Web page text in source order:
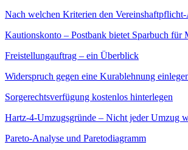
Nach welchen Kriterien den
Kautionskonto – Postbank bietet Sparbuch für
Freistellungauftrag – ein Überblick
Widerspruch gegen eine Kurablehnung
Sorgerechtsverfügung kostenlos hinterlegen
Hartz-4-Umzugsgründe – Nicht jeder Umzug
Pareto-Analyse und Paretodiagramm